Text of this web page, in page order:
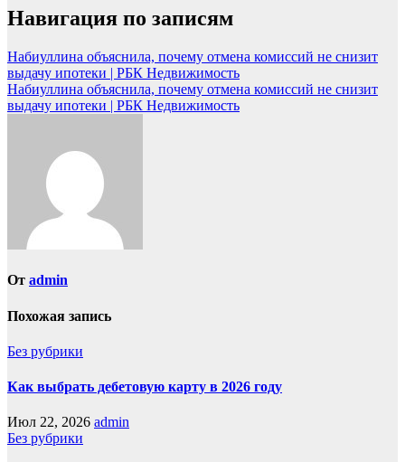
Навигация по записям
Набиуллина объяснила, почему отмена комиссий не снизит
выдачу ипотеки | РБК Недвижимость
Набиуллина объяснила, почему отмена комиссий не снизит
выдачу ипотеки | РБК Недвижимость
От admin
Похожая запись
Без рубрики
Как выбрать дебетовую карту в 2026 году
Июл 22, 2026 admin
Без рубрики